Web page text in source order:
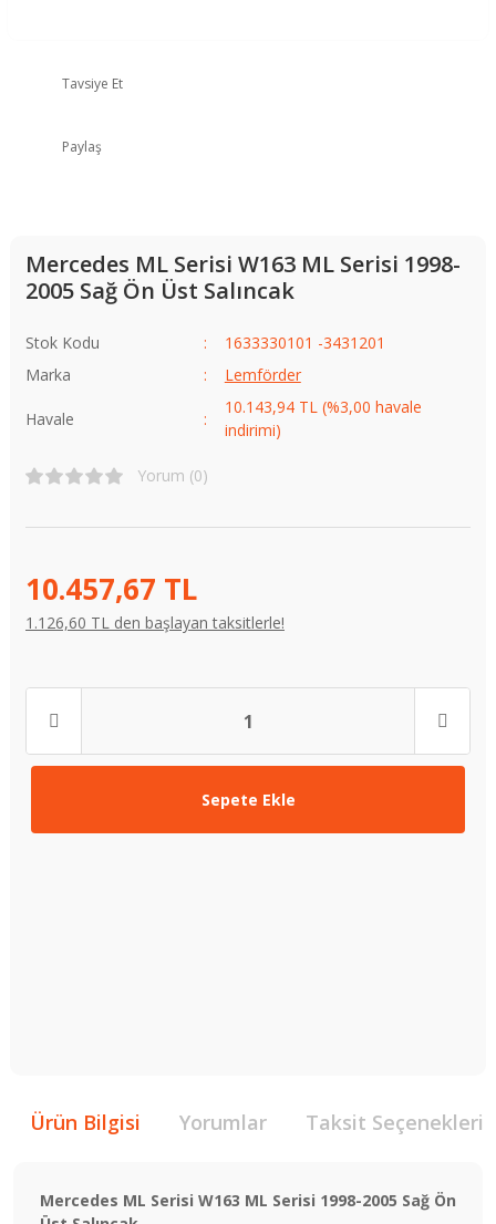
Tavsiye Et
Paylaş
Mercedes ML Serisi W163 ML Serisi 1998-
2005 Sağ Ön Üst Salıncak
Stok Kodu
1633330101 -3431201
Marka
Lemförder
Havale
10.143,94 TL (%3,00 havale
indirimi)
Yorum (0)
10.457,67 TL
1.126,60 TL den başlayan taksitlerle!
Sepete Ekle
Ürün Bilgisi Yorumlar Taksit Seçenekleri
Mercedes ML Serisi W163 ML Serisi 1998-2005 Sağ Ön